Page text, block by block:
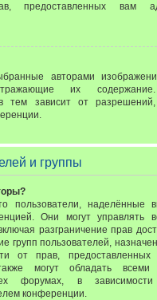
предоставленных вам
авторами
их содержание.
тем зависит от
и группы
пользователи, наделённые
Они могут управлять
разграничение прав
групп пользователей,
от прав, предоставленных
могут обладать всеми
форумах, в
конференции.